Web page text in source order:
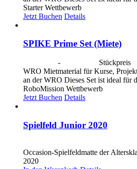
Starter Wettbewerb
Jetzt Buchen Details
SPIKE Prime Set (Miete)
-
Stückpreis
WRO Mietmaterial für Kurse,
an der WRO Dieses Set ist ideal für
RoboMission Wettbewerb
Jetzt Buchen Details
Spielfeld Junior 2020
Occasion-Spielfeldmatte der
2020